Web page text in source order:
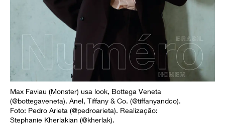
Max Faviau (Monster) usa look, Bottega Veneta
(@bottegaveneta). Anel, Tiffany & Co. (@tiffanyandco).
Foto: Pedro Arieta (@pedroarieta). Realização:
Stephanie Kherlakian (@kherlak).